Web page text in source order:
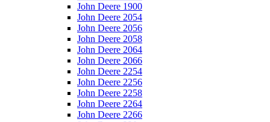
John Deere 1900
John Deere 2054
John Deere 2056
John Deere 2058
John Deere 2064
John Deere 2066
John Deere 2254
John Deere 2256
John Deere 2258
John Deere 2264
John Deere 2266